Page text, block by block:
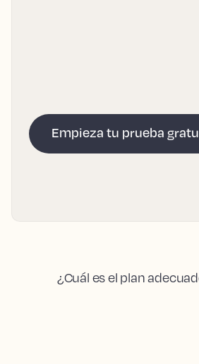
Empieza tu prueba
¿Cuál es el plan